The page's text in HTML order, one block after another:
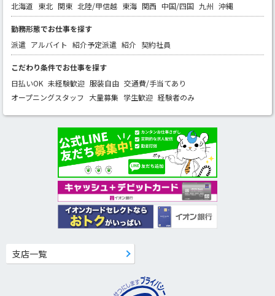
北海道 東北 関東 北陸/甲信越 東海 関西 中国/四国 九州 沖縄
勤務形態でお仕事を探す
派遣 アルバイト 紹介予定派遣 紹介 契約社員
こだわり条件でお仕事を探す
日払いOK 未経験歓迎 服装自由 交通費/手当てあり
オープニングスタッフ 大量募集 学生歓迎 経験者のみ
支店一覧